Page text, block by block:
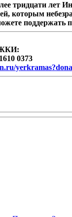
тридцати лет
которым
поддержать
0373